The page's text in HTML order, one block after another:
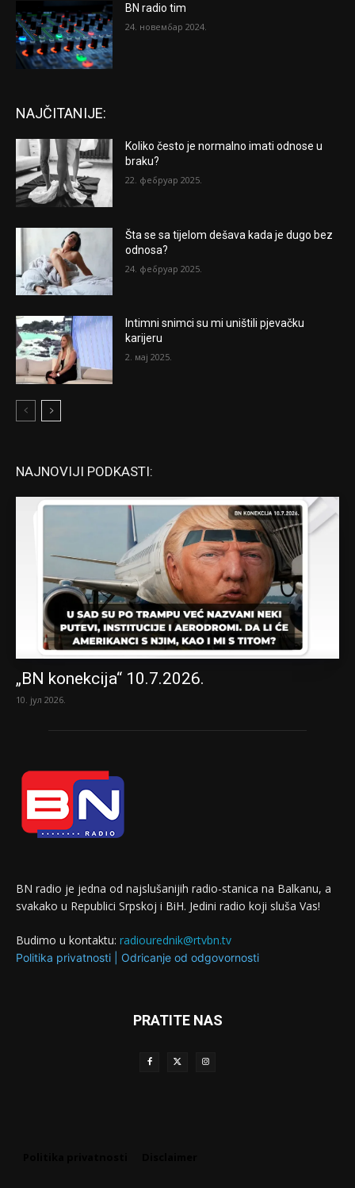
BN radio tim
24. новембар 2024.
NAJČITANIJE:
Koliko često je normalno imati odnose u
braku?
22. фебруар 2025.
Šta se sa tijelom dešava kada je dugo bez
odnosa?
24. фебруар 2025.
Intimni snimci su mi uništili pjevačku
karijeru
2. мај 2025.
NAJNOVIJI PODKASTI:
„BN konekcija“ 10.7.2026.
10. јул 2026.
BN radio je jedna od najslušanijih radio-stanica na Balkanu, a
svakako u Republici Srpskoj i BiH. Jedini radio koji sluša Vas!
Budimo u kontaktu: radiourednik@rtvbn.tv
Politika privatnosti Odricanje od odgovornosti
PRATITE NAS